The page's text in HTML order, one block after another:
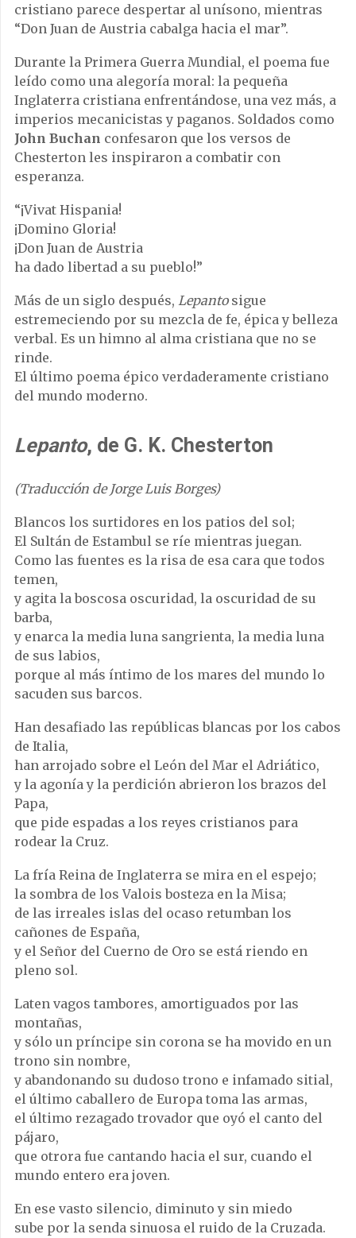
cristiano parece despertar al unísono, mientras
“Don Juan de Austria cabalga hacia el mar”.
Durante la Primera Guerra Mundial, el poema fue
leído como una alegoría moral: la pequeña
Inglaterra cristiana enfrentándose, una vez más, a
imperios mecanicistas y paganos. Soldados como
John Buchan confesaron que los versos de
Chesterton les inspiraron a combatir con
esperanza.
“¡Vivat Hispania!
¡Domino Gloria!
¡Don Juan de Austria
ha dado libertad a su pueblo!”
Más de un siglo después, Lepantosigue
estremeciendo por su mezcla de fe, épica y belleza
verbal. Es un himno al alma cristiana que no se
rinde.
El último poema épico verdaderamente cristiano
del mundo moderno.
Lepanto, de G. K. Chesterton
(Traducción de Jorge Luis Borges)
Blancos los surtidores en los patios del sol;
El Sultán de Estambul se ríe mientras juegan.
Como las fuentes es la risa de esa cara que todos
temen,
y agita la boscosa oscuridad, la oscuridad de su
barba,
y enarca la media luna sangrienta, la media luna
de sus labios,
porque al más íntimo de los mares del mundo lo
sacuden sus barcos.
Han desafiado las repúblicas blancas por los cabos
de Italia,
han arrojado sobre el León del Mar el Adriático,
y la agonía y la perdición abrieron los brazos del
Papa,
que pide espadas a los reyes cristianos para
rodear la Cruz.
La fría Reina de Inglaterra se mira en el espejo;
la sombra de los Valois bosteza en la Misa;
de las irreales islas del ocaso retumban los
cañones de España,
y el Señor del Cuerno de Oro se está riendo en
pleno sol.
Laten vagos tambores, amortiguados por las
montañas,
y sólo un príncipe sin corona se ha movido en un
trono sin nombre,
y abandonando su dudoso trono e infamado sitial,
el último caballero de Europa toma las armas,
el último rezagado trovador que oyó el canto del
pájaro,
que otrora fue cantando hacia el sur, cuando el
mundo entero era joven.
En ese vasto silencio, diminuto y sin miedo
sube por la senda sinuosa el ruido de la Cruzada.